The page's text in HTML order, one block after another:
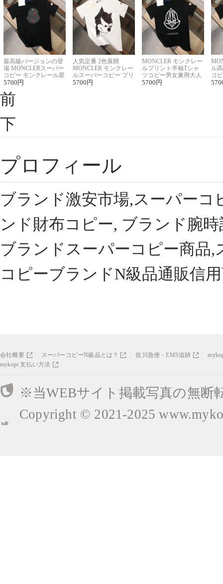
最高級バージョンの登
場 MONCLERスーパー
コピー モンクレール星
座半袖Tシャツ
5700 円
人気定番 2色展開
MONCLER モンクレー
ルスーパーコピー プリ
ント半袖Tシャツ
5700 円
MONCLER モンクレー
ルプリント半袖Tシャ
ツコピー男女兼用大人
可愛い春夏コーデ
5700 円
ル
コ
ィ
前
下
プロフィール
ブランド激安市場,スーパー
ンド財布コピー, ブランド腕
ブランドスーパーコピー商品
コピーブランドN級品通販信
会社概要 スーパーコピーN級品とは？ 佐川急便・EMS追跡
mykopi 支払い方法
※当WEBサイト掲載写真の無断
Copyright © 2021-2025